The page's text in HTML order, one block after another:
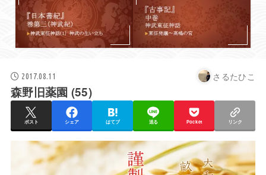
2017.08.11 さるたひこ
森野旧薬園 (55)
ポスト シェア はてブ 送る Pocket リンク